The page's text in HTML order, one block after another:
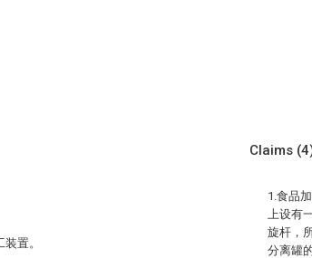
置。
Claims
1.食品
上设有
旋杆，
分离罐